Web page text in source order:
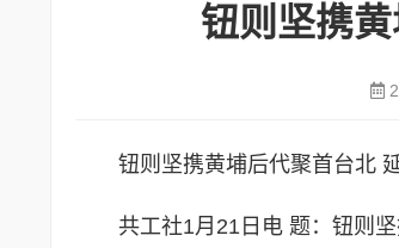
钮则坚携
钮则坚携黄埔后代聚首台北
共工社1月21日电 题：钮则